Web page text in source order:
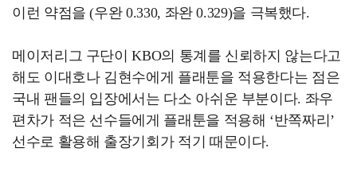
이런 약점을 (우완 0.330, 좌완 0.329)을 극복했다.
메이저리그 구단이 KBO의 통계를 신뢰하지 않는다고
해도 이대호나 김현수에게 플래툰을 적용한다는 점은
국내 팬들의 입장에서는 다소 아쉬운 부분이다. 좌우
편차가 적은 선수들에게 플래툰을 적용해 ‘반쪽짜리’
선수로 활용해 출장기회가 적기 때문이다.